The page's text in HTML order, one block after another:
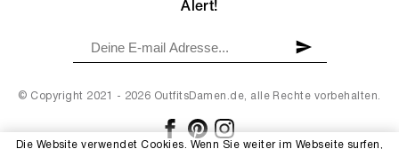
© Copyright 2021 - 2026 OutfitsDamen.de, alle Rechte vorbehalten.
Alert!
Die Website verwendet Cookies. Wenn Sie weiter im Webseite surfen,